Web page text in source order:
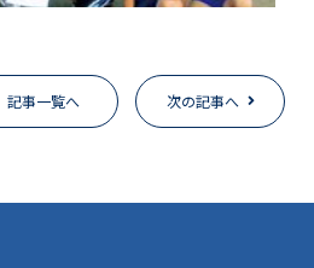
記事一覧へ 次の記事へ